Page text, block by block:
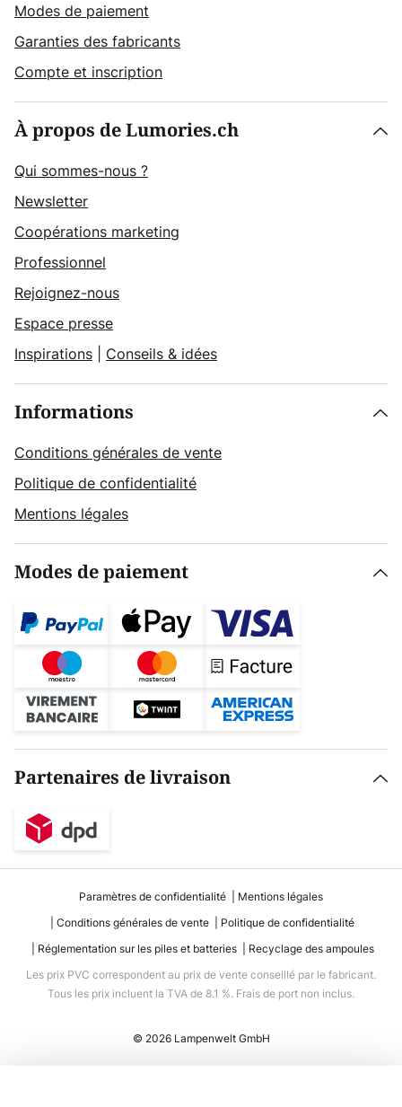
Modes de paiement
Garanties des fabricants
Compte et inscription
À propos de Lumories.ch
Qui sommes-nous ?
Newsletter
Coopérations marketing
Professionnel
Rejoignez-nous
Espace presse
Inspirations
Conseils & idées
Informations
Conditions générales de vente
Politique de confidentialité
Mentions légales
Modes de paiement
Partenaires de livraison
Paramètres de confidentialité
Mentions légales
Conditions générales de vente
Politique de confidentialité
Réglementation sur les piles et batteries
Recyclage des ampoules
Les prix PVC correspondent au prix de vente conseillé par le fabricant.
Tous les prix incluent la TVA de 8.1 %. Frais de port non inclus.
© 2026 Lampenwelt GmbH